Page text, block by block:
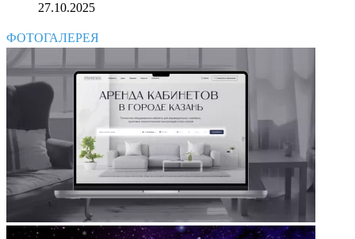
27.10.2025
ФОТОГАЛЕРЕЯ